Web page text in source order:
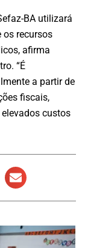
BA utilizará
os recursos
afirma
“É
a partir de
fiscais,
custos